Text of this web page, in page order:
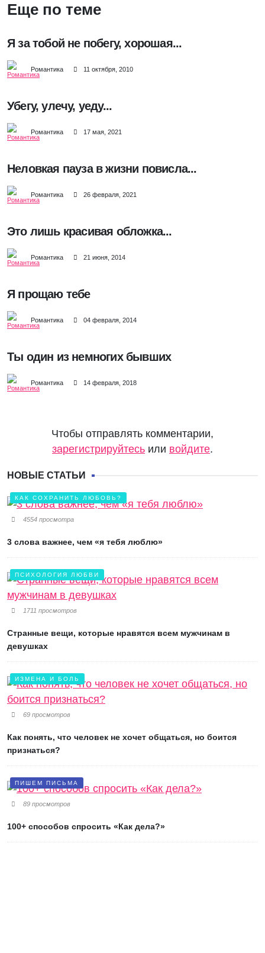
Еще по теме
Я за тобой не побегу, хорошая...
Романтика 11 октября, 2010
Убегу, улечу, уеду...
Романтика 17 мая, 2021
Неловкая пауза в жизни повисла...
Романтика 26 февраля, 2021
Это лишь красивая обложка...
Романтика 21 июня, 2014
Я прощаю тебе
Романтика 04 февраля, 2014
Ты один из немногих бывших
Романтика 14 февраля, 2018
Чтобы отправлять комментарии,
зарегистрируйтесь или войдите.
НОВЫЕ СТАТЬИ
КАК СОХРАНИТЬ ЛЮБОВЬ?
4554 просмотра
3 слова важнее, чем «я тебя люблю»
ПСИХОЛОГИЯ ЛЮБВИ
1711 просмотров
Странные вещи, которые нравятся всем мужчинам в
девушках
ИЗМЕНА И БОЛЬ
69 просмотров
Как понять, что человек не хочет общаться, но боится
признаться?
ПИШЕМ ПИСЬМА
89 просмотров
100+ способов спросить «Как дела?»